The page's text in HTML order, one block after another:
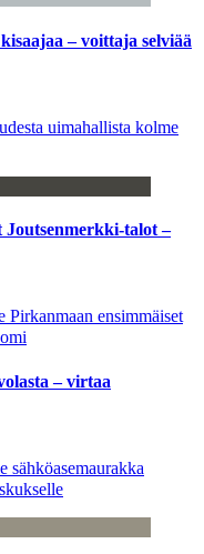
– voittaja selviää
uimahallista kolme
Joutsenmerkki-talot –
Pirkanmaan ensimmäiset
– virtaa
sähköasemaurakka